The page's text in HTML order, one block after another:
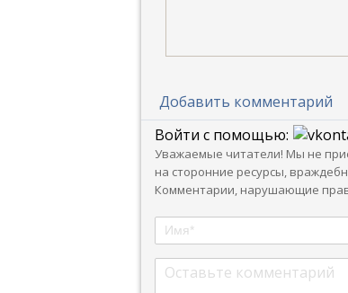
Добавить комментарий
Войти с помощью:
Уважаемые читатели! Мы не
на сторонние ресурсы,
Комментарии, нарушающие